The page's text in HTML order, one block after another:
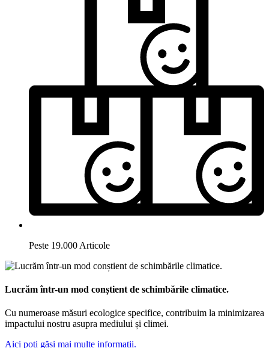
Peste 19.000 Articole
Lucrăm într-un mod conștient de schimbările climatice.
Cu numeroase măsuri ecologice specifice, contribuim la minimizarea
impactului nostru asupra mediului și climei.
Aici poți găsi mai multe informații.